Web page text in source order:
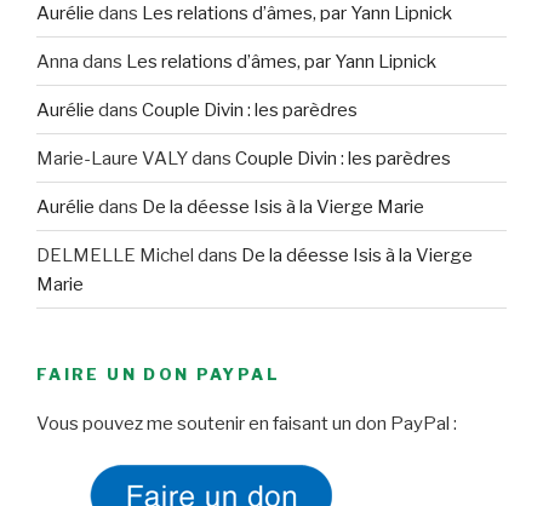
Aurélie dans Les relations d’âmes, par Yann Lipnick
Anna dans Les relations d’âmes, par Yann Lipnick
Aurélie dans Couple Divin : les parèdres
Marie-Laure VALYdans Couple Divin : les parèdres
Aurélie dans De la déesse Isis à la Vierge Marie
DELMELLE Michel dans De la déesse Isis à la Vierge
Marie
FAIRE UN DON PAYPAL
Vous pouvez me soutenir en faisant un don PayPal :